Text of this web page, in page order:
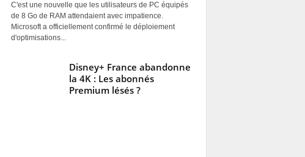
C'est une nouvelle que les utilisateurs de PC équipés
de 8 Go de RAM attendaient avec impatience.
Microsoft a officiellement confirmé le déploiement
d'optimisations...
Disney+ France abandonne
la 4K : Les abonnés
Premium lésés ?